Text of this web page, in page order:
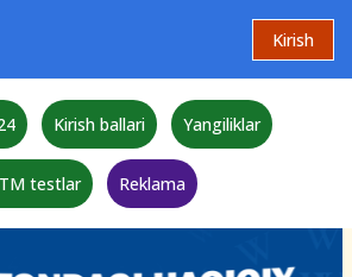
Kirish
Kirish ballari Yangiliklar
testlar Reklama